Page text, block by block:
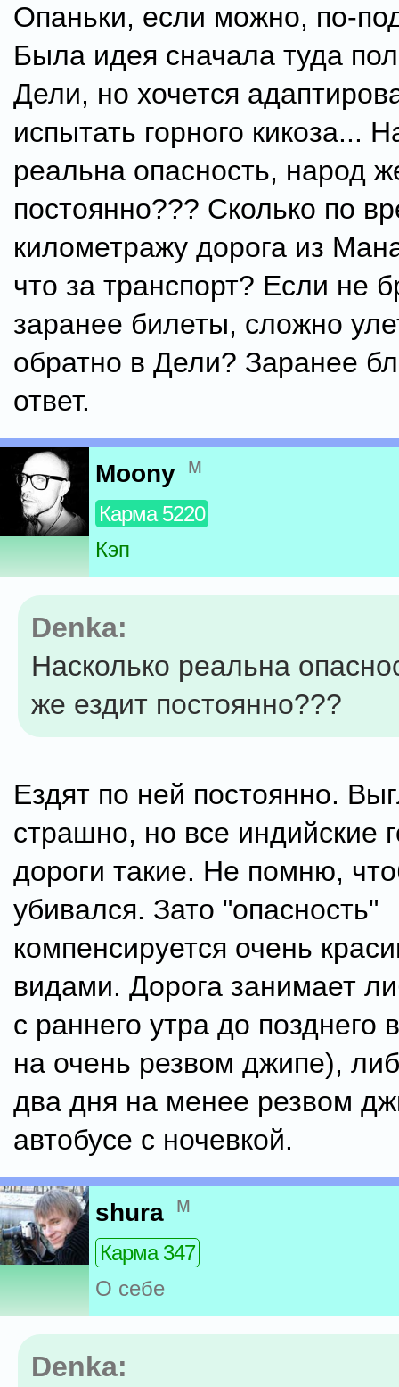
Опаньки, если можно, по-
Была идея сначала туда
Дели, но хочется
испытать горного кикоза...
реальна опасность, народ
постоянно??? Сколько по
километражу дорога из
что за транспорт? Если не
заранее билеты, сложно
обратно в Дели? Заранее
ответ.
Moony м
Карма 5220
Кэп
Denka:
Насколько реальна
же ездит постоянно???
Ездят по ней постоянно.
страшно, но все индийские
дороги такие. Не помню,
убивался. Зато "опасность"
компенсируется очень
видами. Дорога занимает
с раннего утра до позднего
на очень резвом джипе),
два дня на менее резвом
автобусе с ночевкой.
shura м
Карма 347
О себе
Denka: